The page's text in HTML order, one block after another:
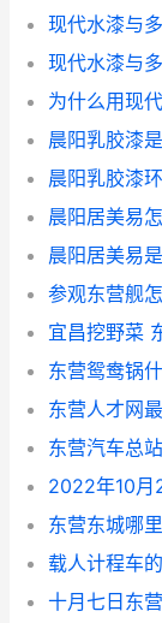
晨阳乳胶漆
晨阳乳胶漆
晨阳居美易
晨阳居美易
参观东营舰
宜昌挖野菜
东营鸳鸯锅
东营人才网